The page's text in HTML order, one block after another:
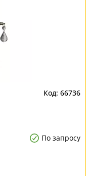
66736
По запросу